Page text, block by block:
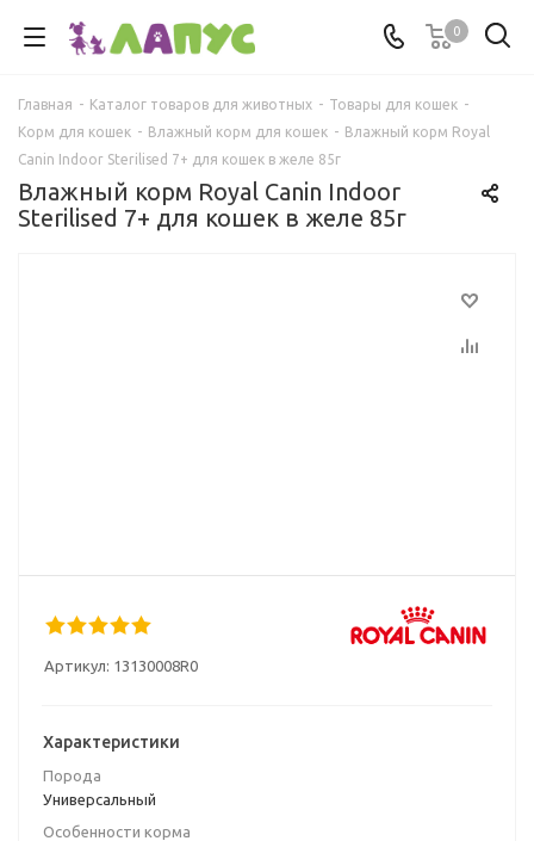
0
Главная - Каталог товаров для животных - Товары для кошек -
Корм для кошек - Влажный корм для кошек - Влажный корм Royal
Canin Indoor Sterilised 7+ для кошек в желе 85г
Влажный корм Royal Canin Indoor
Sterilised 7+ для кошек в желе 85г
Артикул: 13130008R0
Характеристики
Порода
Универсальный
Особенности корма